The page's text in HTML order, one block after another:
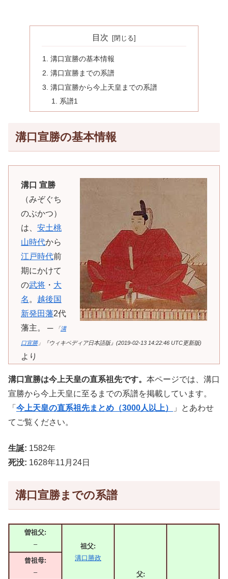
目次
溝口宣勝の基本情報
溝口宣勝までの系譜
溝口宣勝から今上天皇までの系譜
系譜1
溝口宣勝の基本情報
溝口 宣勝
（みぞぐち
のぶかつ）
は、 安土桃
山時代から
江戸時代前
期にかけて
の武将 ・ 大
名。 越後国
新発田藩2代
藩主。 ─
「 溝
口宣勝」『ウィキペディア日本語版』(2019-02-13 14:22:46 UTC更新版)
より
溝口宣勝は今上天皇の直系祖先です。 本ページでは、溝口
宣勝から今上天皇に至るまでの系譜を掲載しています。
「 今上天皇の直系祖先まとめ（3000人以上）
」とあわせ
てご覧ください。
生誕: 1582年
死没: 1628年11月24日
溝口宣勝までの系譜
曽祖父:
–
祖父:
溝口勝政
父:
曾祖母:
–